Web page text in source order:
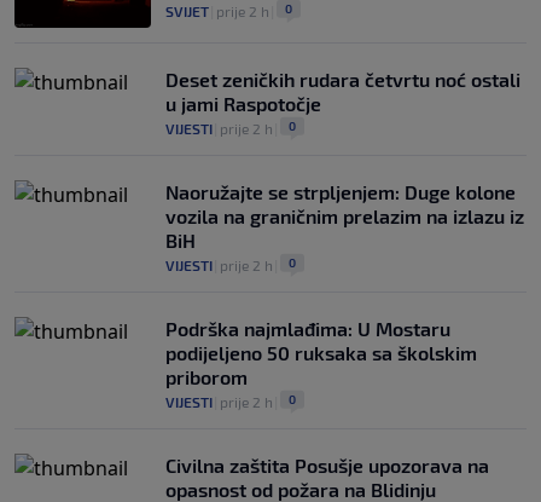
SVIJET prije 2 h 0
Deset zeničkih rudara četvrtu noć ostali
u jami Raspotočje
VIJESTI prije 2 h 0
Naoružajte se strpljenjem: Duge kolone
vozila na graničnim prelazim na izlazu iz
BiH
VIJESTI prije 2 h 0
Podrška najmlađima: U Mostaru
podijeljeno 50 ruksaka sa školskim
priborom
VIJESTI prije 2 h 0
Civilna zaštita Posušje upozorava na
opasnost od požara na Blidinju